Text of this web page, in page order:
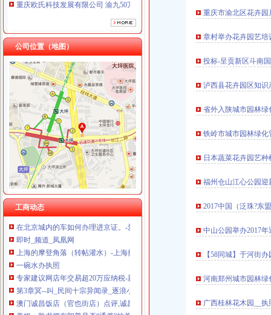
重庆安赐商贸有限公司 渝江10万 （工商注册）
重庆恺昶贸易有限公司 渝九 （食品许可证）
上海蓝天房屋装饰工程有限公司重庆分公司 渝北 （工商注册）
公司位置（地图）
工商动态
空港新城
【许昌空港新城（二期）二手房|空港新城（二期）二手房买卖】-许昌
空港新城房价网,2018空港新城房价走势图,南宁萧山空港新城二手房
空港新城1号线路_空港新城1号线公交车路线_咸空港新城1号线路_
天府空港新城：2018年批启动建设项目96个-成都搜狐焦点
空港新城怎么样？空港新城和上城公馆哪个好？-安房天下
松树桥办执照
税收法律法规汇编2010版-MBA智库文档
“三不管”砂石场年内变身景观林-新闻频道-和讯网
在北京城内的车如何办理进京证。-爱问知识人
即时_频道_凤凰网
上海的摩登角落（转帖灌水）-上海搜狐焦点
一碗水办执照
专家建议网店年交易超20万应纳税-新疆天山网
第3章冥--叫_民间十宗异闻录_逐浪小说
澳门诚昌饭店（官也街店）点评,诚昌饭店（官也街店）地址_电话_
美媒：脸书拥有朗普是否“通俄”的关键
重庆市渝北区花卉
章村举办花卉园艺培
投标-呈贡新区斗南
泸西县花卉园区知识
省外入陕城市园林
铁岭市城市园林绿化
日本蔬菜花卉园艺
福州仓山江心公园迎
2017中国（泛珠?东
中山公园举办2017
【58同城】于河街
河南郑州城市园林绿
广西桂林花木园__执